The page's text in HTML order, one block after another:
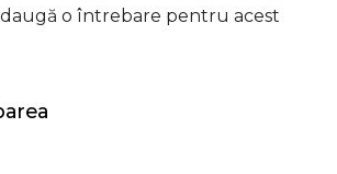
o întrebare pentru acest